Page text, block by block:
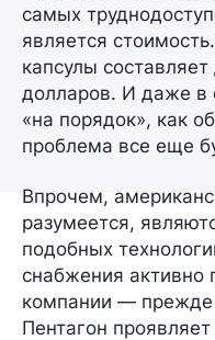
самых
является
капсулы составляет
долларов. И даже в
«на порядок», как
проблема все еще
Впрочем,
разумеется,
подобных
снабжения активно
компании — прежде
Пентагон